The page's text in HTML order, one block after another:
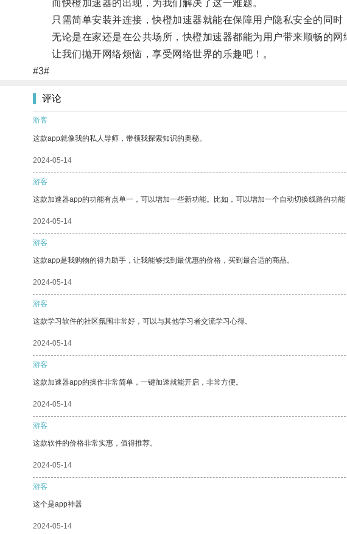
而快橙加速器的出现，为我们解决了这一难题。
只需简单安装并连接，快橙加速器就能在保障用户隐私安全的同时
无论是在家还是在公共场所，快橙加速器都能为用户带来顺畅的网
让我们抛开网络烦恼，享受网络世界的乐趣吧！。
#3#
评论
游客
这款app就像我的私人导师，带领我探索知识的奥秘。
2024-05-14
游客
这款加速器app的功能有点单一，可以增加一些新功能。比如，可以增加一个自动切换线路的功
2024-05-14
游客
这款app是我购物的得力助手，让我能够找到最优惠的价格，买到最合适的商品。
2024-05-14
游客
这款学习软件的社区氛围非常好，可以与其他学习者交流学习心得。
2024-05-14
游客
这款加速器app的操作非常简单，一键加速就能开启，非常方便。
2024-05-14
游客
这款软件的价格非常实惠，值得推荐。
2024-05-14
游客
这个是app神器
2024-05-14